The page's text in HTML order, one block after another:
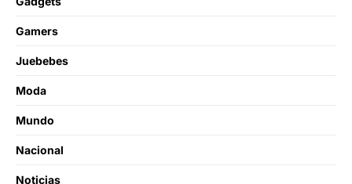
Gamers
Juebebes
Moda
Mundo
Nacional
Noticias